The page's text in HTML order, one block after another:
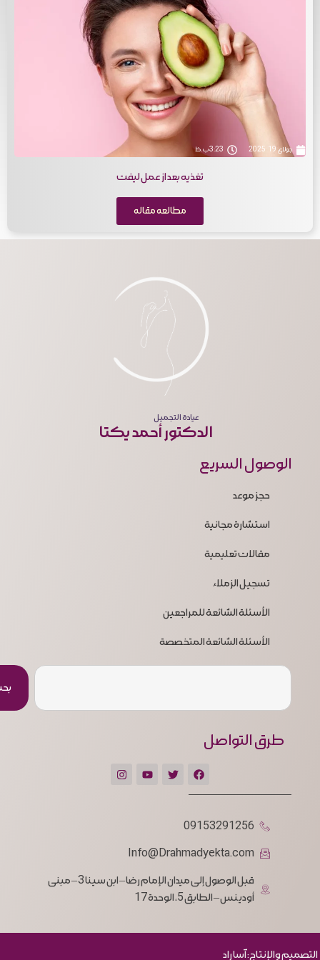
جولای 19, 2025 3:23 ب.ظ
تغذیه بعد از عمل لیفت
مطالعه مقاله
عيادة التجميل
الدكتور أحمد يكتا
الوصول السريع
حجز موعد
استشارة مجانية
مقالات تعليمية
تسجيل الزملاء
الأسئلة الشائعة للمراجعين
الأسئلة الشائعة المتخصصة
طرق التواصل
09153291256
Info@Drahmadyekta.com
قبل الوصول إلى ميدان الإمام رضا – ابن سينا 3 – مبنى
أودينس – الطابق 5، الوحدة 17
التصميم والإنتاج: آسا راد